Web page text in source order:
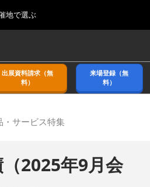
地で選ぶ
ッセ/Makuhari Messe, Japan
月09日
セ/Makuhari Messe, Japan
展
月18日
クス大阪/INTEX Osaka
ー
バ
ル
ナ
ゲ
ー
ン
を
出展資料請求（無
料）
来場登録（無
料）
サービス特集
（2025年9月会